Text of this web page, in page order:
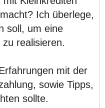
Ich überlege,
soll, um eine
realisieren.
mit der
sowie Tipps,
sollte.